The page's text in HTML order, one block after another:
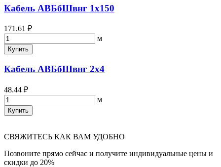
Кабель АВБбШвнг 1х150
171.61 ₽
м
Купить
Кабель АВБбШвнг 2х4
48.44 ₽
м
Купить
СВЯЖИТЕСЬ КАК ВАМ УДОБНО
Позвоните прямо сейчас и получите индивидуальные цены и
скидки до 20%